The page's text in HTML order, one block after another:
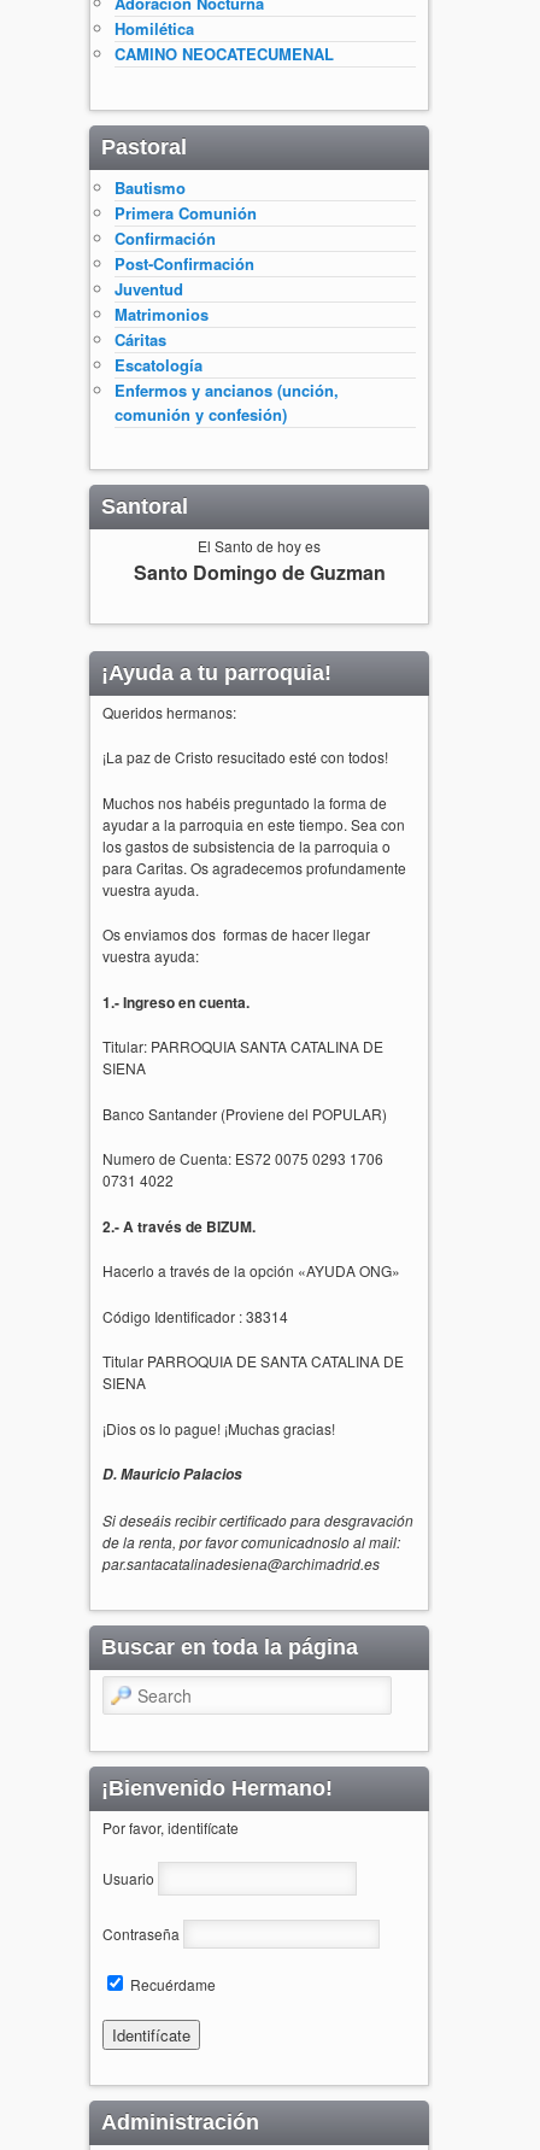
Homilética
CAMINO NEOCATECUMENAL
Pastoral
Bautismo
Primera Comunión
Confirmación
Post-Confirmación
Juventud
Matrimonios
Cáritas
Escatología
Enfermos y ancianos (unción,
comunión y confesión)
Santoral
El Santo de hoy es
Santo Domingo de Guzman
¡Ayuda a tu parroquia!
Queridos hermanos:
¡La paz de Cristo resucitado esté con todos!
Muchos nos habéis preguntado la forma de
ayudar a la parroquia en este tiempo. Sea con
los gastos de subsistencia de la parroquia o
para Caritas. Os agradecemos profundamente
vuestra ayuda.
Os enviamos dos formas de hacer llegar
vuestra ayuda:
1.- Ingreso en cuenta.
Titular: PARROQUIA SANTA CATALINA DE
SIENA
Banco Santander (Proviene del POPULAR)
Numero de Cuenta: ES72 0075 0293 1706
0731 4022
2.- A través de BIZUM.
Hacerlo a través de la opción «AYUDA ONG»
Código Identificador : 38314
Titular PARROQUIA DE SANTA CATALINA DE
SIENA
¡Dios os lo pague! ¡Muchas gracias!
D. Mauricio Palacios
Si deseáis recibir certificado para desgravación
de la renta, por favor comunicadnoslo al mail:
par.santacatalinadesiena@archimadrid.es
Buscar en toda la página
Search
¡Bienvenido Hermano!
Por favor, identifícate
Usuario
Contraseña
Recuérdame
Administración